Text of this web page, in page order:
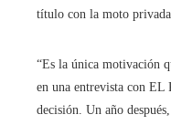
título con la moto
“Es la única motivación
en una entrevista con EL
decisión. Un año